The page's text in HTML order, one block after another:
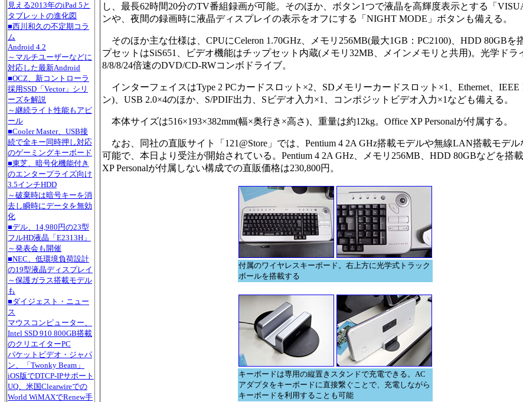
見える2013年のiPad 5と
タブレットの進化図
■西川和久の不定期コラ
ム
Android 4.2
～マルチユーザーなどに
対応した最新Android
■OCZ、新コントローラ
採用SSD「Vector」シリ
ーズを解説
～継続ライト性能もアピ
ール
■Cooler Master、USB接
続で全キー同時押し対応
のゲーミングキーボード
■東芝、暗号化機能付き
のエンタープライズ向け
3.5インチHDD
～破棄時は暗号キーを消
去し瞬時にデータを無効
化
■デル、14,980円の23型
フルHD液晶「E2313H」
～発表会も開催
■NEC、低環境負荷設計
の19型液晶ディスプレイ
～保護ガラス搭載モデル
も
■ダイジェスト・ニュー
ス
マウスコンピューター、
Intel SSD 910 800GB搭載
のクリエイターPC
パケットビデオ・ジャパ
ン、「Twonky Beam」
iOS版でDTCP-IPサポート
UQ、米国Clearwireでの
World WiMAXでRenew手
し、最長62時間20分のTV番組録画が可能。そのほか、ボタン1つで液晶を高輝度表示とする「
ンや、夜間の録画時に液晶ディスプレイの表示をオフにする「NIGHT MODE」ボタンも備える。
そのほか主な仕様は、CPUにCeleron 1.70GHz、メモリ256MB(最大1GB：PC2100)、HDD 80GBを
プセットはSiS651、ビデオ機能はチップセット内蔵(メモリ32MB、メインメモリと共用)。光学ドラ
8/8/8/24倍速のDVD/CD-RWコンボドライブ。
インターフェイスはType 2 PCカードスロット×2、SDメモリーカードスロット×1、Ethernet、IEEE
ン)、USB 2.0×4のほか、S/PDIF出力、Sビデオ入力×1、コンポジットビデオ入力×1なども備える。
本体サイズは516×193×382mm(幅×奥行き×高さ)、重量は約12kg。Office XP Personalが付属する。
なお、同社の直販サイト「121@Store」では、Pentium 4 2A GHz搭載モデルや無線LAN搭載モデル
可能で、本日より受注が開始されている。Pentium 4 2A GHz、メモリ256MB、HDD 80GBなどを搭
XP Personalが付属しない構成での直販価格は230,800円。
付属のワイヤレスキーボード。右上方に光学式トラック
ボールを搭載する
キーボードは専用の縦置きスタンドで充電できる。AC
アダプタをキーボードに直接繋ぐことで、充電しながら
キーボードを利用することも可能